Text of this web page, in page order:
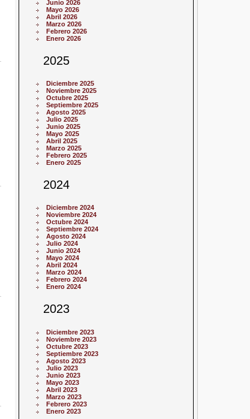
Junio 2026
Mayo 2026
Abril 2026
Marzo 2026
Febrero 2026
Enero 2026
2025
Diciembre 2025
Noviembre 2025
Octubre 2025
Septiembre 2025
Agosto 2025
Julio 2025
Junio 2025
Mayo 2025
Abril 2025
Marzo 2025
Febrero 2025
Enero 2025
2024
Diciembre 2024
Noviembre 2024
Octubre 2024
Septiembre 2024
Agosto 2024
Julio 2024
Junio 2024
Mayo 2024
Abril 2024
Marzo 2024
Febrero 2024
Enero 2024
2023
Diciembre 2023
Noviembre 2023
Octubre 2023
Septiembre 2023
Agosto 2023
Julio 2023
Junio 2023
Mayo 2023
Abril 2023
Marzo 2023
Febrero 2023
Enero 2023